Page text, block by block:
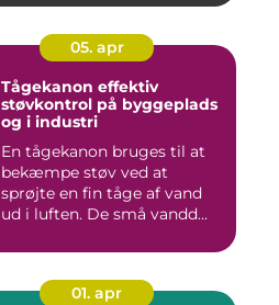
05. apr
Tågekanon effektiv
støvkontrol på byggeplads
og i industri
En tågekanon bruges til at
bekæmpe støv ved at
sprøjte en fin tåge af vand
ud i luften. De små vandd...
01. apr